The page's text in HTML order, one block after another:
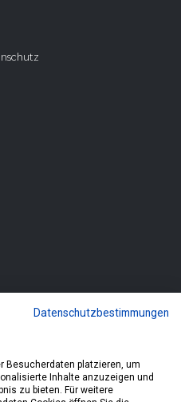
Datenschutzbestimmungen
Besucherdaten platzieren, um
Inhalte anzuzeigen und
zu bieten. Für weitere